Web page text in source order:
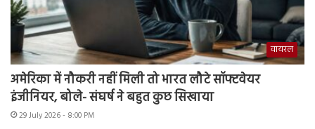
वायरल
अमेरिका में नौकरी नहीं मिली तो भारत लौटे सॉफ्टवेयर
इंजीनियर, बोले- संघर्ष ने बहुत कुछ सिखाया
29 July 2026 - 8:00 PM